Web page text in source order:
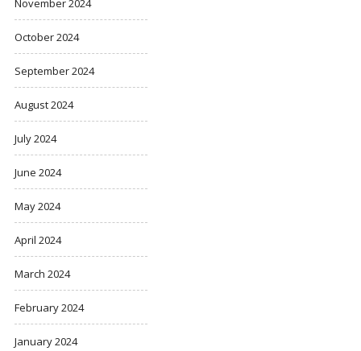
November 2024
October 2024
September 2024
August 2024
July 2024
June 2024
May 2024
April 2024
March 2024
February 2024
January 2024